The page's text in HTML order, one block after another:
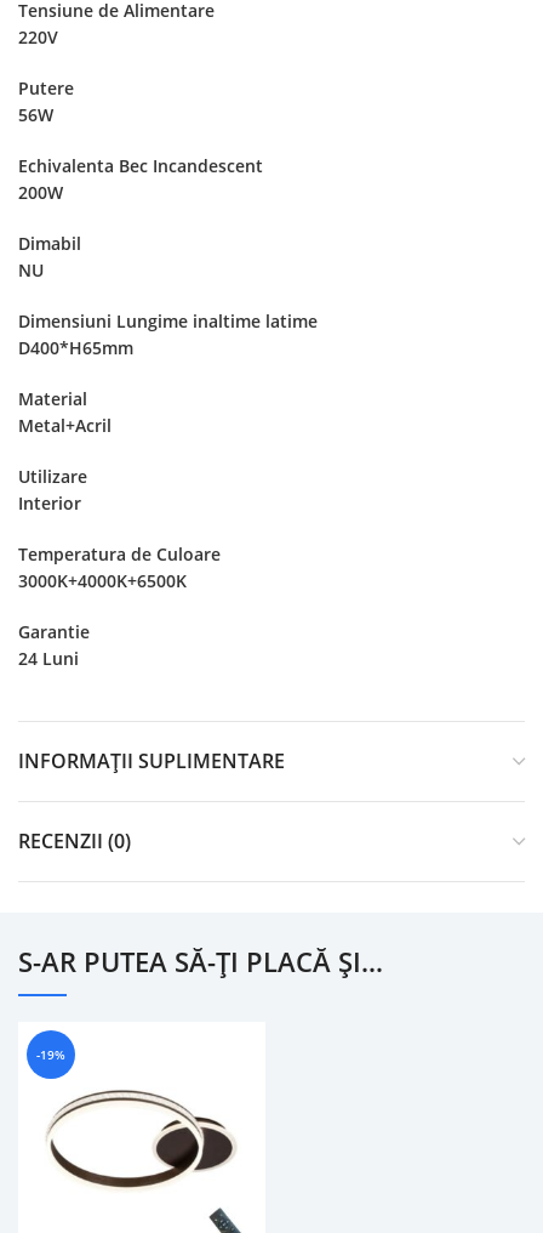
Tensiune de Alimentare
220V
Putere
56W
Echivalenta Bec Incandescent
200W
Dimabil
NU
Dimensiuni Lungime inaltime latime
D400*H65mm
Material
Metal+Acril
Utilizare
Interior
Temperatura de Culoare
3000K+4000K+6500K
Garantie
24 Luni
INFORMAȚII SUPLIMENTARE
RECENZII (0)
S-AR PUTEA SĂ-ȚI PLACĂ ȘI…
-19%